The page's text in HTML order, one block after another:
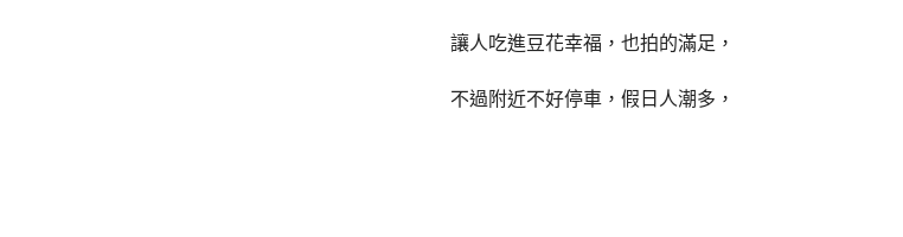
讓人吃進豆花幸福，也拍的滿足，
不過附近不好停車，假日人潮多，